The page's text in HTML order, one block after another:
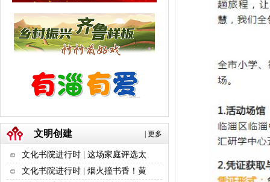
更多
文明创建
文化书院进行时 | 这场家庭评选太
文化书院进行时 | 烟火撞书香！黄